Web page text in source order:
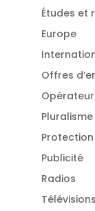
Études et
Europe
Offres
Pluralisme
Publicité
Radios
Télévisions